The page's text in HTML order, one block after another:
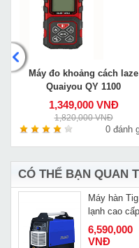
Máy đo khoảng cách laze
Quaiyou QY 1100
1,349,000 VNĐ
1,820,000 VNĐ
0 đánh
CÓ THỂ BẠN QUAN
Máy hàn Tig
lạnh cao cấp
Riland Tig-
250PGDM
6,590,000
VNĐ